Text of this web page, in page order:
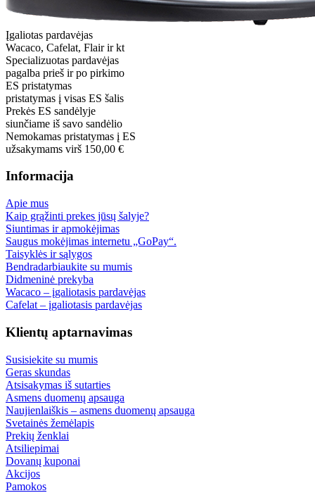
Įgaliotas pardavėjas
Wacaco, Cafelat, Flair ir kt
Specializuotas pardavėjas
pagalba prieš ir po pirkimo
ES pristatymas
pristatymas į visas ES šalis
Prekės ES sandėlyje
siunčiame iš savo sandėlio
Nemokamas pristatymas į ES
užsakymams virš 150,00 €
Informacija
Apie mus
Kaip grąžinti prekes jūsų šalyje?
Siuntimas ir apmokėjimas
Saugus mokėjimas internetu „GoPay“.
Taisyklės ir sąlygos
Bendradarbiaukite su mumis
Didmeninė prekyba
Wacaco – įgaliotasis pardavėjas
Cafelat – įgaliotasis pardavėjas
Klientų aptarnavimas
Susisiekite su mumis
Geras skundas
Atsisakymas iš sutarties
Asmens duomenų apsauga
Naujienlaiškis – asmens duomenų apsauga
Svetainės žemėlapis
Prekių ženklai
Atsiliepimai
Dovanų kuponai
Akcijos
Pamokos